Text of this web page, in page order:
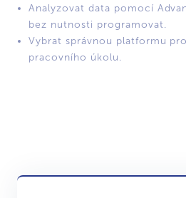
Analyzovat data pomocí
bez nutnosti programovat.
Vybrat správnou platformu
pracovního úkolu.